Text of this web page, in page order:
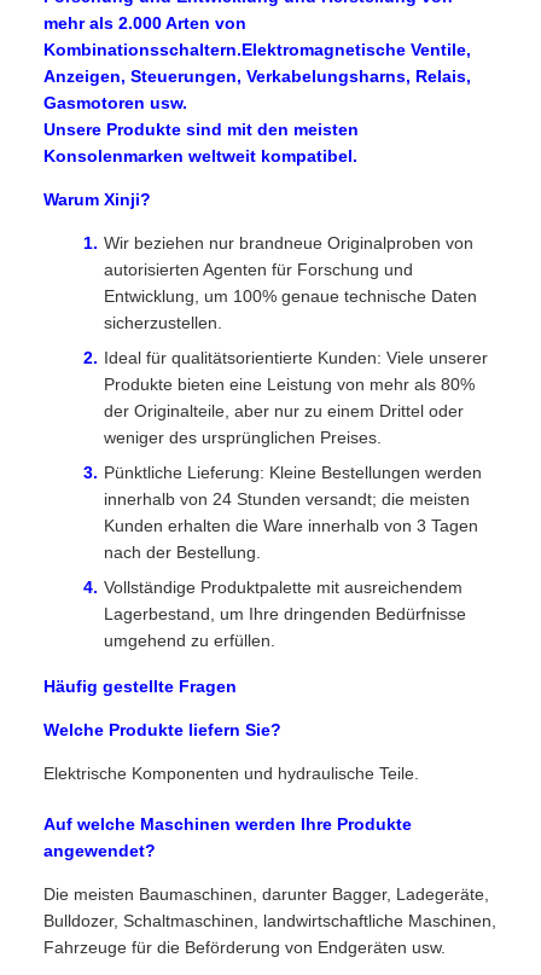
mehr als 2.000 Arten von
Kombinationsschaltern.Elektromagnetische Ventile,
Anzeigen, Steuerungen, Verkabelungsharns, Relais,
Gasmotoren usw.
Unsere Produkte sind mit den meisten
Konsolenmarken weltweit kompatibel.
Warum Xinji?
Wir beziehen nur brandneue Originalproben von
autorisierten Agenten für Forschung und
Entwicklung, um 100% genaue technische Daten
sicherzustellen.
Ideal für qualitätsorientierte Kunden: Viele unserer
Produkte bieten eine Leistung von mehr als 80%
der Originalteile, aber nur zu einem Drittel oder
weniger des ursprünglichen Preises.
Pünktliche Lieferung: Kleine Bestellungen werden
innerhalb von 24 Stunden versandt; die meisten
Kunden erhalten die Ware innerhalb von 3 Tagen
nach der Bestellung.
Vollständige Produktpalette mit ausreichendem
Lagerbestand, um Ihre dringenden Bedürfnisse
umgehend zu erfüllen.
Häufig gestellte Fragen
Welche Produkte liefern Sie?
Elektrische Komponenten und hydraulische Teile.
Auf welche Maschinen werden Ihre Produkte
angewendet?
Die meisten Baumaschinen, darunter Bagger, Ladegeräte,
Bulldozer, Schaltmaschinen, landwirtschaftliche Maschinen,
Fahrzeuge für die Beförderung von Endgeräten usw.